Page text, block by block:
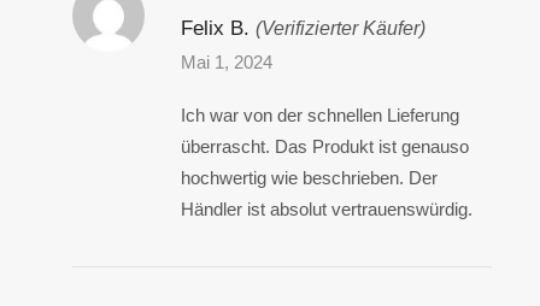
Felix B. (Verifizierter Käufer)
Mai 1, 2024
Ich war von der schnellen Lieferung
überrascht. Das Produkt ist genauso
hochwertig wie beschrieben. Der
Händler ist absolut vertrauenswürdig.